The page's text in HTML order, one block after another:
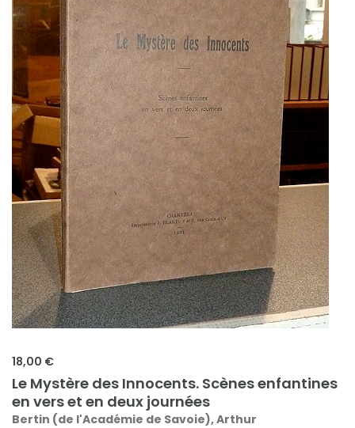
18,00 €
Le Mystère des Innocents. Scènes enfantines
en vers et en deux journées
Bertin (de l'Académie de Savoie), Arthur